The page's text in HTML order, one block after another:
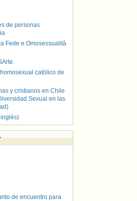
de personas
Fede e Omosessualità
católico de
y cristianos en Chile
Sexual en las
de encuentro para